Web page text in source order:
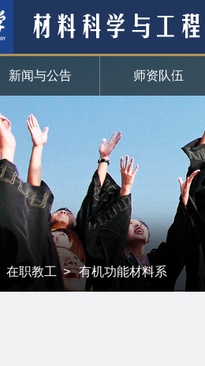
新闻与公告 师资队伍
在职教工 有机功能材料系